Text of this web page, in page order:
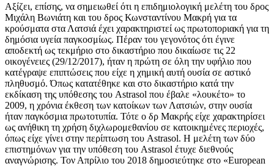
Αξίζει, επίσης, να σημειωθεί ότι η επιδημιολογική μελέτη του δρος
Μιχάλη Βωνιάτη και του δρος Κωνσταντίνου Μακρή για τα
κρούσματα στα Λατσιά έχει χαρακτηριστεί ως πρωτοποριακή για τη
δημόσια υγεία παγκοσμίως. Πέραν του γεγονότος ότι έγινε
αποδεκτή ως τεκμήριο στο δικαστήριο που δικαίωσε τις 22
οικογένειες (29/12/2017), ήταν η πρώτη σε όλη την υφήλιο που
κατέγραψε επιπτώσεις που είχε η χημική αυτή ουσία σε αστικό
πληθυσμό. Όπως κατατέθηκε και στο δικαστήριο κατά την
εκδίκαση της υπόθεσης του Astrasol που έβαλε «λουκέτο» το
2009, η χρόνια έκθεση των κατοίκων των Λατσιών, στην ουσία
ήταν παγκόσμια πρωτοτυπία. Τότε ο δρ Μακρής είχε χαρακτηρίσει
ως ανήθικη τη χρήση διχλωρομεθανίου σε κατοικημένες περιοχές,
όπως είχε γίνει στην περίπτωση του Astrasol. Η μελέτη των δύο
επιστημόνων για την υπόθεση του Astrasol έτυχε διεθνούς
αναγνώρισης. Τον Απρίλιο του 2018 δημοσιεύτηκε στο «European